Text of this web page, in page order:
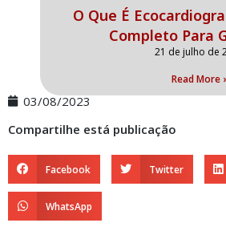
03/08/2023
Compartilhe está publicação
Facebook Twitter
WhatsApp
O Que É
Completo Para
21 de julho de
Read More